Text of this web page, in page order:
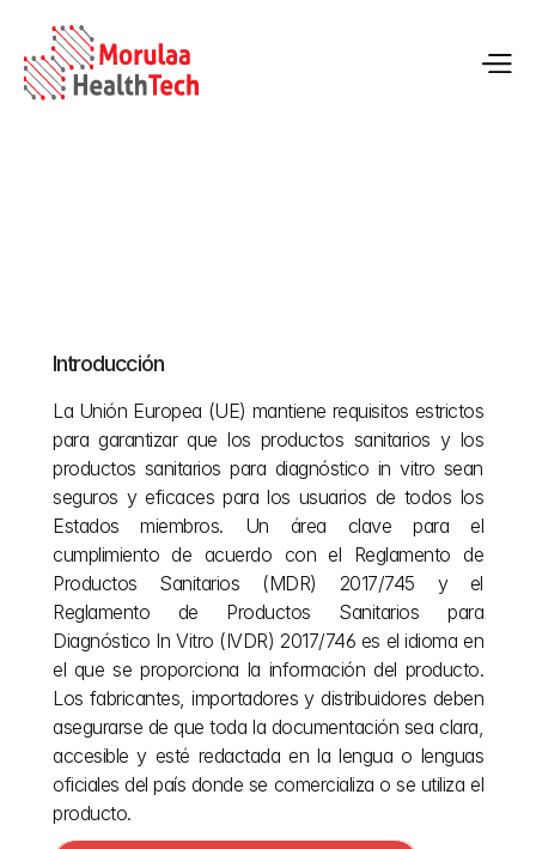
Introducción
La Unión Europea (UE) mantiene requisitos estrictos
para garantizar que los productos sanitarios y los
productos sanitarios para diagnóstico in vitro sean
seguros y eficaces para los usuarios de todos los
Estados miembros. Un área clave para el
cumplimiento de acuerdo con el Reglamento de
Productos Sanitarios (MDR) 2017/745 y el
Reglamento de Productos Sanitarios para
Diagnóstico In Vitro (IVDR) 2017/746 es el idioma en
el que se proporciona la información del producto.
Los fabricantes, importadores y distribuidores deben
asegurarse de que toda la documentación sea clara,
accesible y esté redactada en la lengua o lenguas
oficiales del país donde se comercializa o se utiliza el
producto.